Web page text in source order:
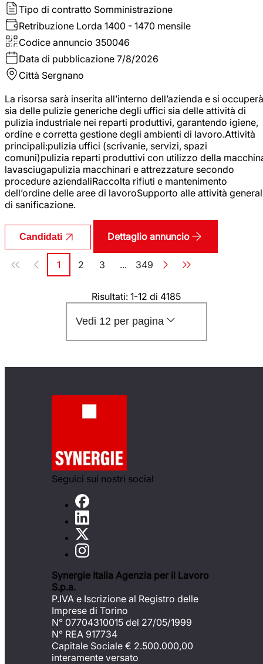
Tipo di contratto Somministrazione
Retribuzione Lorda 1400 - 1470 mensile
Codice annuncio 350046
Data di pubblicazione 7/8/2026
Città Sergnano
La risorsa sarà inserita all’interno dell’azienda e si occuperà
sia delle pulizie generiche degli uffici sia delle attività di
pulizia industriale nei reparti produttivi, garantendo igiene,
ordine e corretta gestione degli ambienti di lavoro.Attività
principali:pulizia uffici (scrivanie, servizi, spazi
comuni)pulizia reparti produttivi con utilizzo della
lavasciugapulizia macchinari e attrezzature secondo
procedure aziendaliRaccolta rifiuti e mantenimento
dell’ordine delle aree di lavoroSupporto alle attività
di sanificazione.
Candidati Dettaglio annuncio
Paginazione
Pagina
1 Pagina
2 Pagina
3 ... Pagina
349
Risultati: 1-12 di 4185
Vedi 12 per pagina
Seguici sui nostri social
Synergie Italia Agenzia per il Lavoro
S.p.a.
P.IVA e Iscrizione al Registro delle
Imprese di Torino
N° 07704310015 del 27/05/1999
N° REA 917734
Capitale Sociale € 2.500.000,00
interamente versato